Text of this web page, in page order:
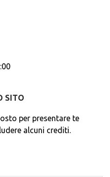
SITO
per presentare te
alcuni crediti.